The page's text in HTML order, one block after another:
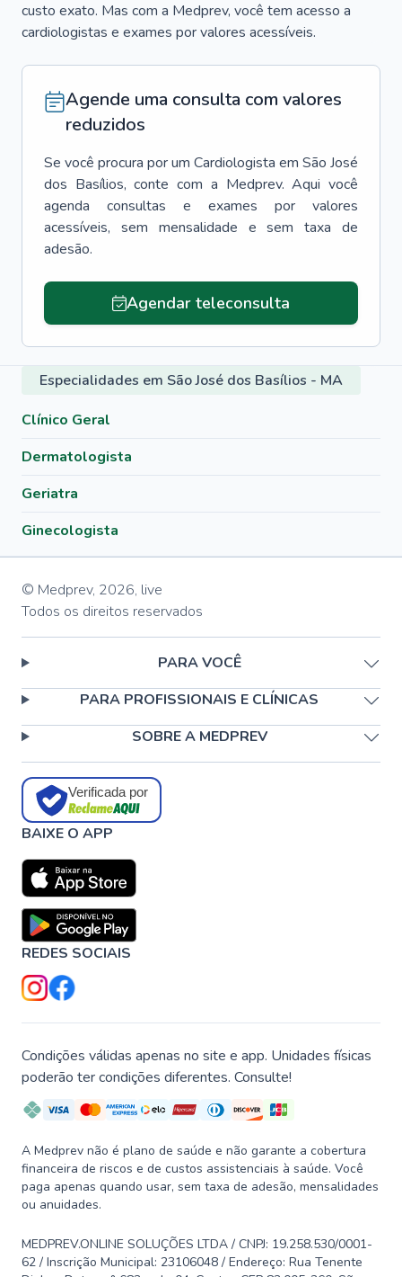
custo exato. Mas com a Medprev, você tem acesso a
cardiologistas e exames por valores acessíveis.
Agende uma consulta com valores
reduzidos
Se você procura por um Cardiologista em São José
dos Basílios, conte com a Medprev. Aqui você
agenda consultas e exames por valores
acessíveis, sem mensalidade e sem taxa de
adesão.
Agendar teleconsulta
Especialidades em São José dos Basílios - MA
Clínico Geral
Dermatologista
Geriatra
Ginecologista
© Medprev, 2026, live
Todos os direitos reservados
PARA VOCÊ
PARA PROFISSIONAIS E CLÍNICAS
SOBRE A MEDPREV
Verificada por
BAIXE O APP
REDES SOCIAIS
Condições válidas apenas no site e app. Unidades físicas
poderão ter condições diferentes. Consulte!
A Medprev não é plano de saúde e não garante a cobertura
financeira de riscos e de custos assistenciais à saúde. Você
paga apenas quando usar, sem taxa de adesão, mensalidades
ou anuidades.
MEDPREV.ONLINE SOLUÇÕES LTDA / CNPJ: 19.258.530/0001-
62 / Inscrição Municipal: 23106048 / Endereço: Rua Tenente